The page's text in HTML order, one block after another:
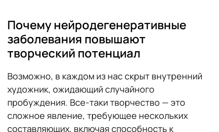
Почему нейродегенеративные
заболевания повышают
творческий потенциал
Возможно, в каждом из нас скрыт внутренний
художник, ожидающий случайного
пробуждения. Все-таки творчество — это
сложное явление, требующее нескольких
составляющих, включая способность к